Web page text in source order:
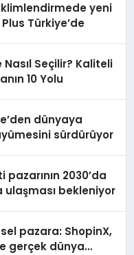
iklimlendirmede yeni
Türkiye’de
Seçilir? Kaliteli
10 Yolu
dünyaya
sürdürüyor
2030’da
bekleniyor
pazara: ShopinX,
gerçek dünya